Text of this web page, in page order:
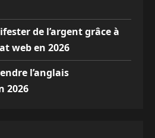
de l’argent grâce à
web en 2026
l’anglais
2026